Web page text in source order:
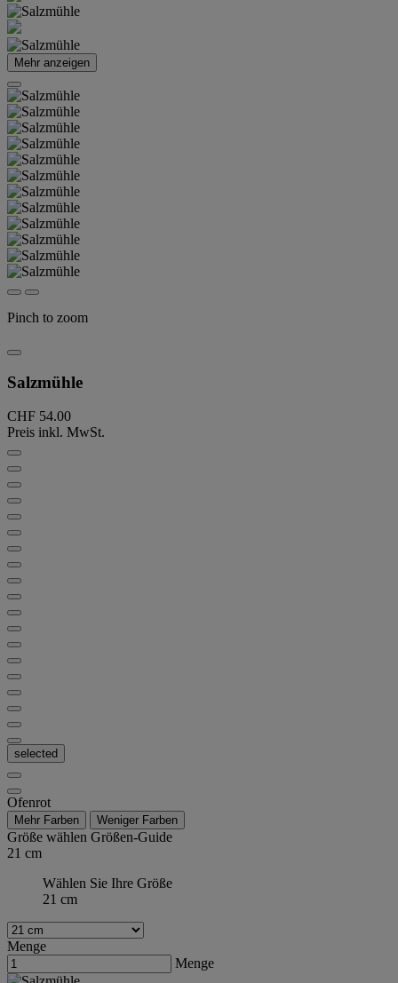
Mehr anzeigen
Pinch to zoom
Salzmühle
CHF 54.00
Preis inkl. MwSt.
selected
Ofenrot
Mehr Farben Weniger Farben
Größe wählen Größen-Guide
21 cm
Wählen Sie Ihre Größe
21 cm
Menge
Menge